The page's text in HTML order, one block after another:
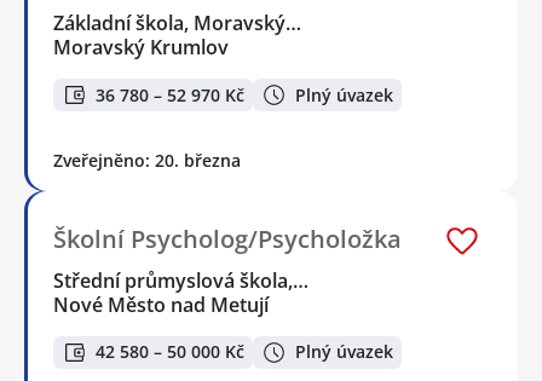
Základní škola, Moravský…
Moravský Krumlov
36 780 – 52 970 Kč Plný úvazek
Zveřejněno: 20. března
Školní Psycholog/Psycholožka
Střední průmyslová škola,…
Nové Město nad Metují
42 580 – 50 000 Kč Plný úvazek